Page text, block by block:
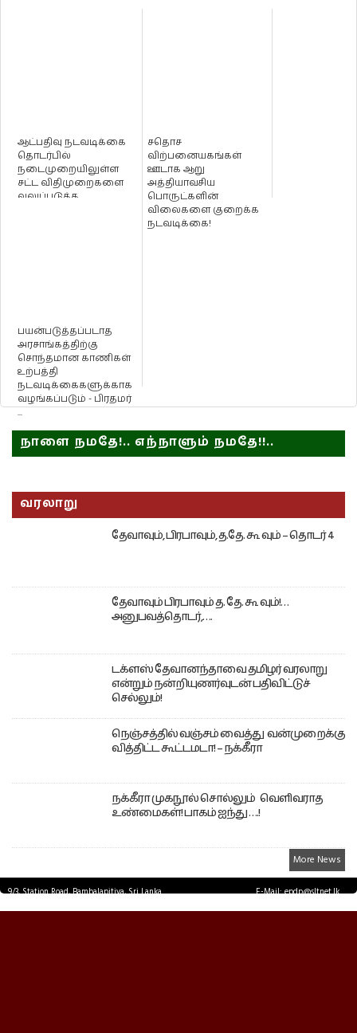
ஆட்பதிவு நடவடிக்கை
தொடர்பில்
நடைமுறையிலுள்ள
சட்ட விதிமுறைகளை
வலுப்படுத்த
சதொச
விற்பனையகங்கள்
ஊடாக ஆறு
அத்தியாவசிய
பொருட்களின்
விலைகளை குறைக்க
நடவடிக்கை!
பயன்படுத்தப்படாத
அரசாங்கத்திற்கு
சொந்தமான காணிகள்
உற்பத்தி
நடவடிக்கைகளுக்காக
வழங்கப்படும் - பிரதமர்
...
நாளை நமதே!.. எந்நாளும் நமதே!!..
வரலாறு
தேவாவும், பிரபாவும், த.தே. கூ வும் – தொடர் 4
தேவாவும் பிரபாவும் த. தே. கூ வும்!…
அனுபவத்தொடர்,….
டக்ளஸ் தேவானந்தாவை தமிழர் வரலாறு
என்றும் நன்றியுணர்வுடன் பதிவிட்டுச்
செல்லும்!
நெஞ்சத்தில் வஞ்சம் வைத்து வன்முறைக்கு
வித்திட்ட கூட்டமடா! – நக்கீரா
நக்கீரா முகநூல் சொல்லும் வெளிவராத
உண்மைகள்! பாகம் ஐந்து ….!
More News
9/3, Station Road, Bambalapitiya, Sri Lanka.
E-Mail: epdp@sltnet.lk